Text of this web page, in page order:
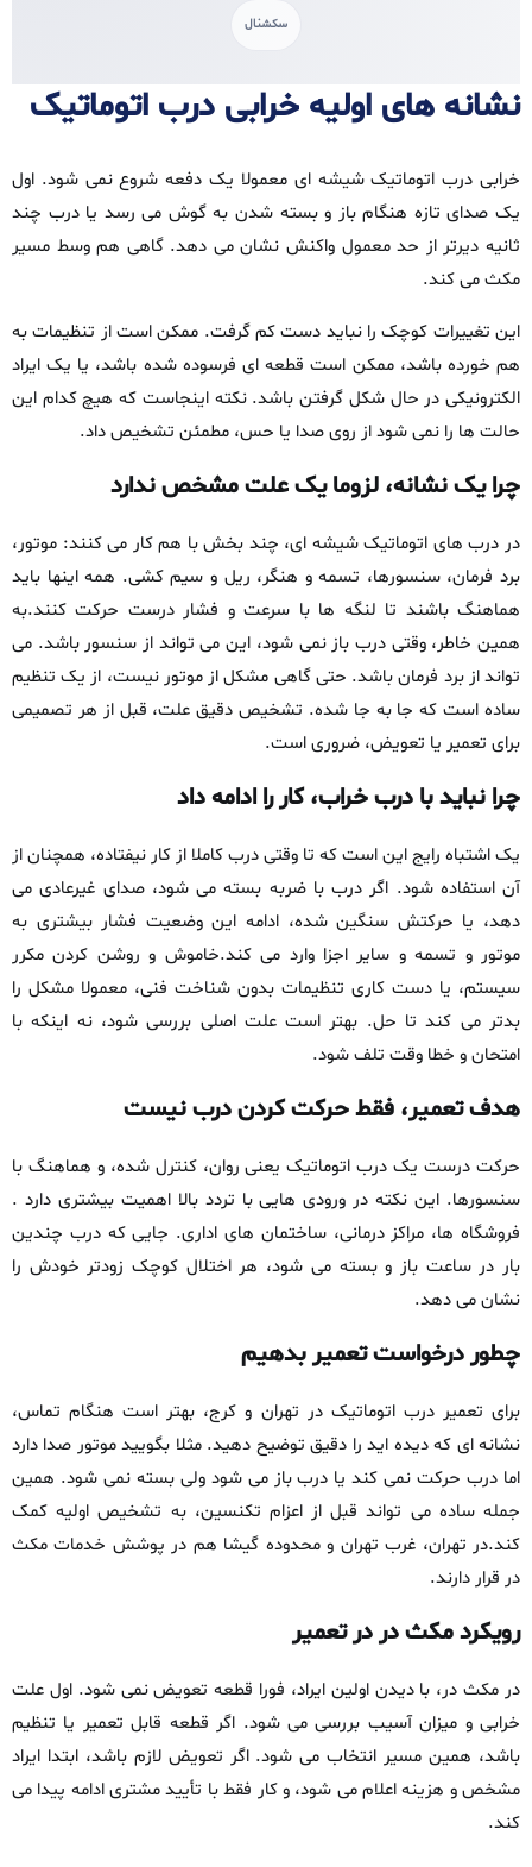
سکشنال
نشانه‌ های اولیه خرابی درب اتوماتیک
خرابی درب اتوماتیک شیشه‌ ای معمولا یک‌ دفعه شروع نمی‌ شود. اول
یک صدای تازه هنگام باز و بسته شدن به گوش می‌ رسد یا درب چند
ثانیه دیرتر از حد معمول واکنش نشان می‌ دهد. گاهی هم وسط مسیر
مکث می‌ کند.
این تغییرات کوچک را نباید دست‌ کم گرفت. ممکن است از تنظیمات به‌
هم‌ خورده باشد، ممکن است قطعه‌ ای فرسوده شده باشد، یا یک ایراد
الکترونیکی در حال شکل‌ گرفتن باشد. نکته اینجاست که هیچ‌ کدام این
حالت‌ ها را نمی‌ شود از روی صدا یا حس، مطمئن تشخیص داد.
چرا یک نشانه، لزوما یک علت مشخص ندارد
در درب‌ های اتوماتیک شیشه‌ ای، چند بخش با هم کار می‌ کنند: موتور،
برد فرمان، سنسورها، تسمه و هنگر، ریل و سیم‌ کشی. همه اینها باید
هماهنگ باشند تا لنگه‌ ها با سرعت و فشار درست حرکت کنند.به
همین خاطر، وقتی درب باز نمی‌ شود، این می‌ تواند از سنسور باشد. می‌
تواند از برد فرمان باشد. حتی گاهی مشکل از موتور نیست، از یک تنظیم
ساده است که جا به‌ جا شده. تشخیص دقیق علت، قبل از هر تصمیمی
برای تعمیر یا تعویض، ضروری است.
چرا نباید با درب خراب، کار را ادامه داد
یک اشتباه رایج این است که تا وقتی درب کاملا از کار نیفتاده، همچنان از
آن استفاده شود. اگر درب با ضربه بسته می‌ شود، صدای غیرعادی می‌
دهد، یا حرکتش سنگین شده، ادامه‌ این وضعیت فشار بیشتری به
موتور و تسمه و سایر اجزا وارد می‌ کند.خاموش‌ و روشن‌ کردن مکرر
سیستم، یا دست‌ کاری تنظیمات بدون شناخت فنی، معمولا مشکل را
بدتر می‌ کند تا حل. بهتر است علت اصلی بررسی شود، نه اینکه با
امتحان‌ و خطا وقت تلف شود.
هدف تعمیر، فقط حرکت کردن درب نیست
حرکت درست یک درب اتوماتیک یعنی روان، کنترل‌ شده، و هماهنگ با
سنسورها. این نکته در ورودی‌ هایی با تردد بالا اهمیت بیشتری دارد .
فروشگاه‌ ها، مراکز درمانی، ساختمان‌ های اداری. جایی که درب چندین‌
بار در ساعت باز و بسته می‌ شود، هر اختلال کوچک زودتر خودش را
نشان می‌ دهد.
چطور درخواست تعمیر بدهیم
برای تعمیر درب اتوماتیک در تهران و کرج، بهتر است هنگام تماس،
نشانه‌ ای که دیده‌ اید را دقیق توضیح دهید. مثلا بگویید موتور صدا دارد
اما درب حرکت نمی‌ کند یا درب باز می‌ شود ولی بسته نمی‌ شود. همین
جمله‌ ساده می‌ تواند قبل از اعزام تکنسین، به تشخیص اولیه کمک
کند.در تهران، غرب تهران و محدوده‌ گیشا هم در پوشش خدمات مکث‌
در قرار دارند.
رویکرد مکث‌ در در تعمیر
در مکث‌ در، با دیدن اولین ایراد، فورا قطعه تعویض نمی‌ شود. اول علت
خرابی و میزان آسیب بررسی می‌ شود. اگر قطعه قابل تعمیر یا تنظیم
باشد، همین مسیر انتخاب می‌ شود. اگر تعویض لازم باشد، ابتدا ایراد
مشخص و هزینه اعلام می‌ شود، و کار فقط با تأیید مشتری ادامه پیدا می‌
کند.